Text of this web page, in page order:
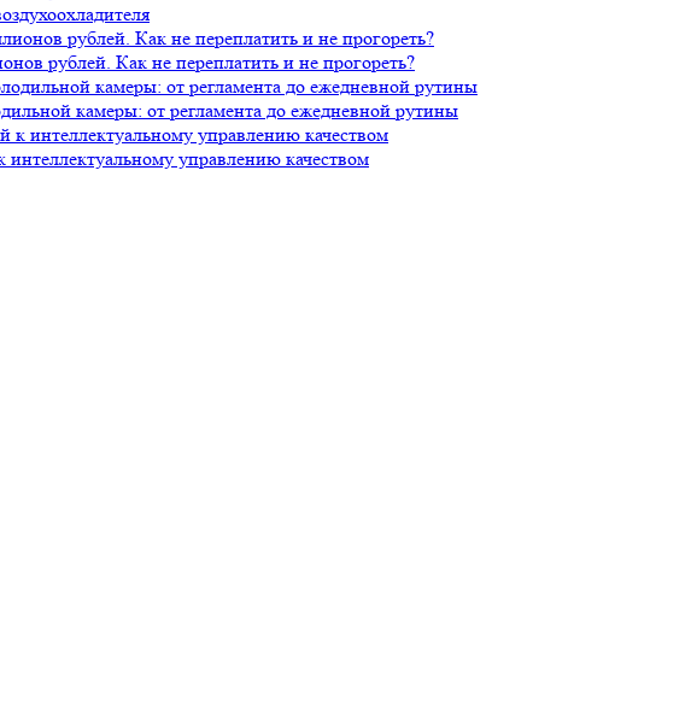
рублей. Как не переплатить и не прогореть?
камеры: от регламента до ежедневной рутины
управлению качеством